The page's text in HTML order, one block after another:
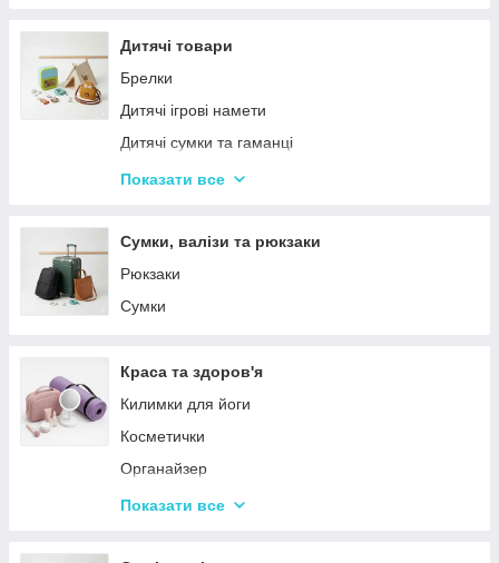
Столовий посуд
Хвойні гірлянди
Дитячі товари
Брелки
Дитячі ігрові намети
Дитячі сумки та гаманці
Дитячі фотокамери
Показати все
Сумки, валізи та рюкзаки
Рюкзаки
Сумки
Краса та здоров'я
Килимки для йоги
Косметички
Органайзер
Косметичні дзеркала
Показати все